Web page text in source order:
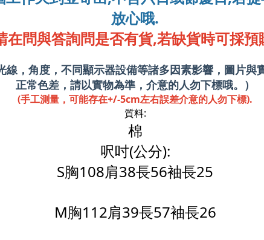
放心哦.
在問與答詢問是否有貨,若缺貨時可採預
線，角度，不同顯示器設備等諸多因素影響，圖片與
正常色差，請以實物為準，介意的人勿下標哦。）
(手工測量，可能存在+/-5cm左右誤差介意的人勿下標).
質料:
棉
呎吋(公分):
S胸108肩38長56袖長25
M胸112肩39長57袖長26